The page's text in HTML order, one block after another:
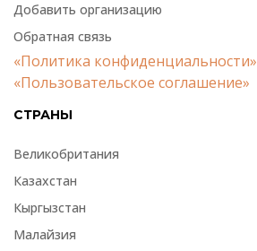
Добавить организацию
Обратная связь
«Политика конфиденциальности»
«Пользовательское соглашение»
СТРАНЫ
Великобритания
Казахстан
Кыргызстан
Малайзия